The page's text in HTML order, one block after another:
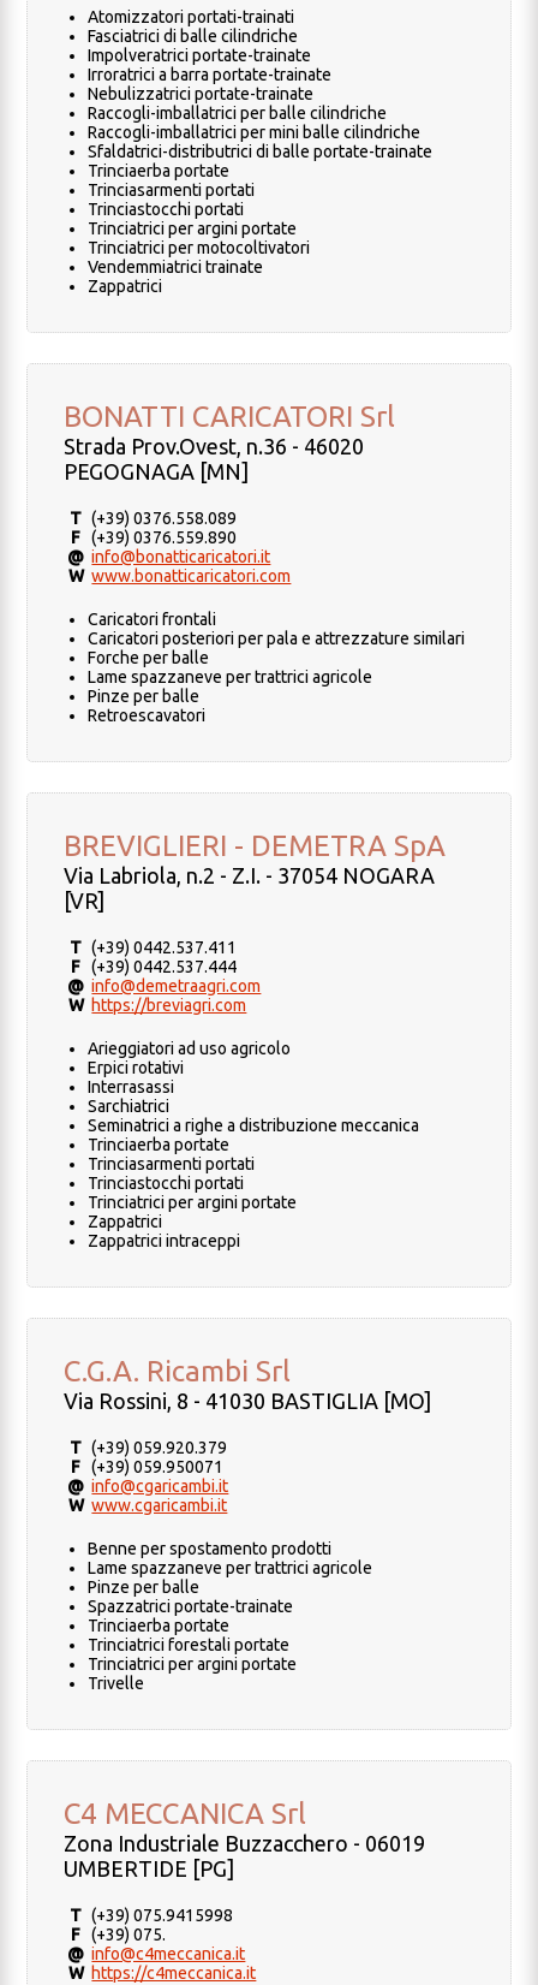
Atomizzatori portati-trainati
Fasciatrici di balle cilindriche
Impolveratrici portate-trainate
Irroratrici a barra portate-trainate
Nebulizzatrici portate-trainate
Raccogli-imballatrici per balle cilindriche
Raccogli-imballatrici per mini balle cilindriche
Sfaldatrici-distributrici di balle portate-trainate
Trinciaerba portate
Trinciasarmenti portati
Trinciastocchi portati
Trinciatrici per argini portate
Trinciatrici per motocoltivatori
Vendemmiatrici trainate
Zappatrici
BONATTI CARICATORI Srl
Strada Prov.Ovest, n.36 - 46020
PEGOGNAGA [MN]
T (+39) 0376.558.089
F (+39) 0376.559.890
@ info@bonatticaricatori.it
W www.bonatticaricatori.com
Caricatori frontali
Caricatori posteriori per pala e attrezzature similari
Forche per balle
Lame spazzaneve per trattrici agricole
Pinze per balle
Retroescavatori
BREVIGLIERI - DEMETRA SpA
Via Labriola, n.2 - Z.I. - 37054 NOGARA
[VR]
T (+39) 0442.537.411
F (+39) 0442.537.444
@ info@demetraagri.com
W https://breviagri.com
Arieggiatori ad uso agricolo
Erpici rotativi
Interrasassi
Sarchiatrici
Seminatrici a righe a distribuzione meccanica
Trinciaerba portate
Trinciasarmenti portati
Trinciastocchi portati
Trinciatrici per argini portate
Zappatrici
Zappatrici intraceppi
C.G.A. Ricambi Srl
Via Rossini, 8 - 41030 BASTIGLIA [MO]
T (+39) 059.920.379
F (+39) 059.950071
@ info@cgaricambi.it
W www.cgaricambi.it
Benne per spostamento prodotti
Lame spazzaneve per trattrici agricole
Pinze per balle
Spazzatrici portate-trainate
Trinciaerba portate
Trinciatrici forestali portate
Trinciatrici per argini portate
Trivelle
C4 MECCANICA Srl
Zona Industriale Buzzacchero - 06019
UMBERTIDE [PG]
T (+39) 075.9415998
F (+39) 075.
@ info@c4meccanica.it
W https://c4meccanica.it